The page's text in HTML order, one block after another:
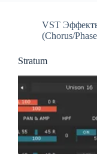
VST
(Chorus/
Stratum